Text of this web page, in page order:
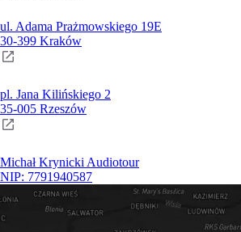
ul. Adama Prażmowskiego 19E
30-399 Kraków
pl. Jana Kilińskiego 2
35-005 Rzeszów
Michał Krynicki Audiotour
NIP: 7791940587